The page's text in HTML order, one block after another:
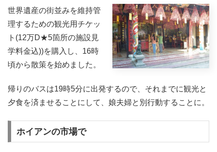
世界遺産の街並みを維持管
理するための観光用チケッ
ト(12万D★5箇所の施設見
学料金込))を購入し、16時
頃から散策を始めました。
帰りのバスは19時5分に出発するので、それまでに観光と
夕食を済ませることにして、娘夫婦と別行動することに。
ホイアンの市場で